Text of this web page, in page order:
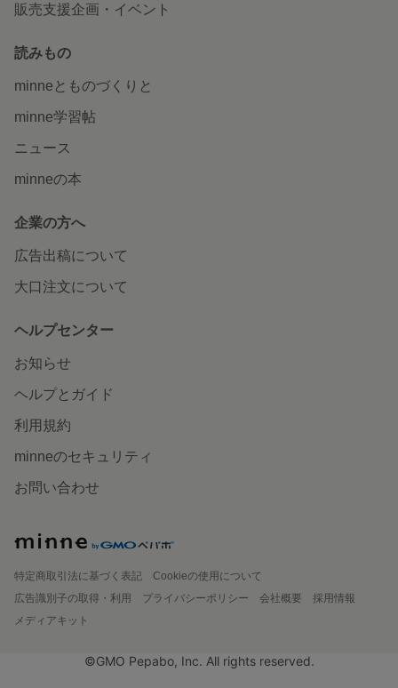
販売支援企画・イベント
読みもの
minneとものづくりと
minne学習帖
ニュース
minneの本
企業の方へ
広告出稿について
大口注文について
ヘルプセンター
お知らせ
ヘルプとガイド
利用規約
minneのセキュリティ
お問い合わせ
特定商取引法に基づく表記
Cookieの使用について
広告識別子の取得・利用
プライバシーポリシー 会社概要
採用情報
メディアキット
©GMO Pepabo, Inc. All rights reserved.